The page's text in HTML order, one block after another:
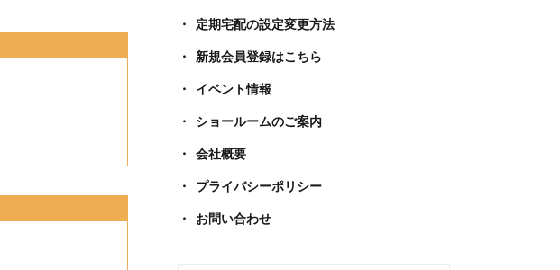
定期宅配の設定変更方法
新規会員登録はこちら
イベント情報
ショールームのご案内
会社概要
プライバシーポリシー
お問い合わせ